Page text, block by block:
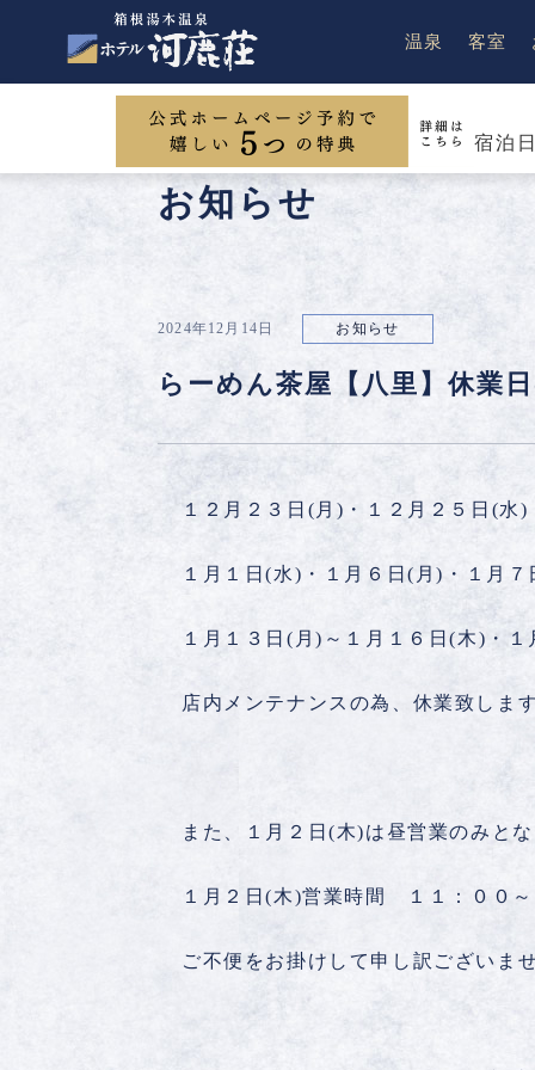
温泉 客室
客室
お料理
詳しく見る
宿泊
お知らせ
2024年12月14日 お知らせ
らーめん茶屋【八里】休業
１２月２３日(月)・１２月２５日(水)
１月１日(水)・１月６日(月)・１月７
１月１３日(月)～１月１６日(木)・
店内メンテナンスの為、休業致しま
また、１月２日(木)は昼営業のみと
１月２日(木)営業時間 １１：００
ご不便をお掛けして申し訳ございま